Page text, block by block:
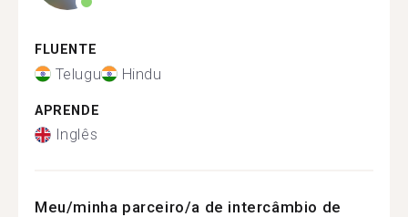
FLUENTE
Telugu Hindu
APRENDE
Inglês
Meu/minha parceiro/a de intercâmbio de